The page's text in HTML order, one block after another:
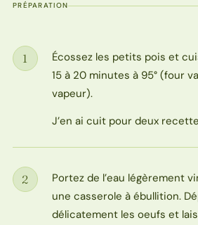
PRÉPARATION
Étape
1
Écossez les petits pois et
15 à 20 minutes à 95° (four
vapeur).
J’en ai cuit pour deux
Étape
2
Portez de l’eau légèrement
une casserole à ébullition.
délicatement les oeufs et